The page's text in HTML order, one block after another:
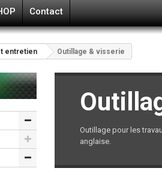
Contact
entretien Outillage & visserie
Outillage pour les
anglaise.